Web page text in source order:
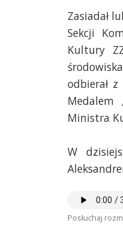
Zasiadał
Sekcji
Kultury
odbierał
Medalem
Ministra
W
Posłuchaj